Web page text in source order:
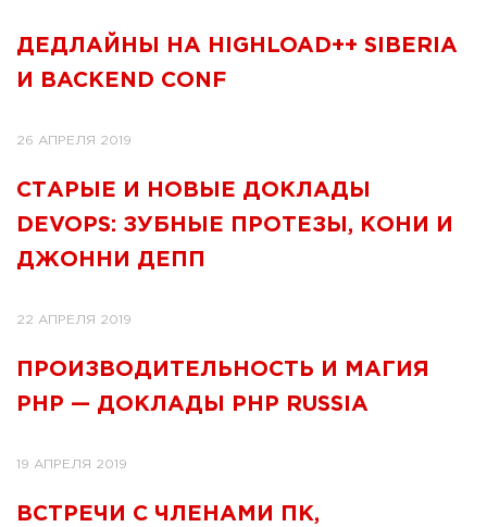
ДЕДЛАЙНЫ НА HIGHLOAD++ SIBERIA
И BACKEND CONF
26 АПРЕЛЯ 2019
СТАРЫЕ И НОВЫЕ ДОКЛАДЫ
DEVOPS: ЗУБНЫЕ ПРОТЕЗЫ, КОНИ И
ДЖОННИ ДЕПП
22 АПРЕЛЯ 2019
ПРОИЗВОДИТЕЛЬНОСТЬ И МАГИЯ
PHP — ДОКЛАДЫ PHP RUSSIA
19 АПРЕЛЯ 2019
ВСТРЕЧИ С ЧЛЕНАМИ ПК,